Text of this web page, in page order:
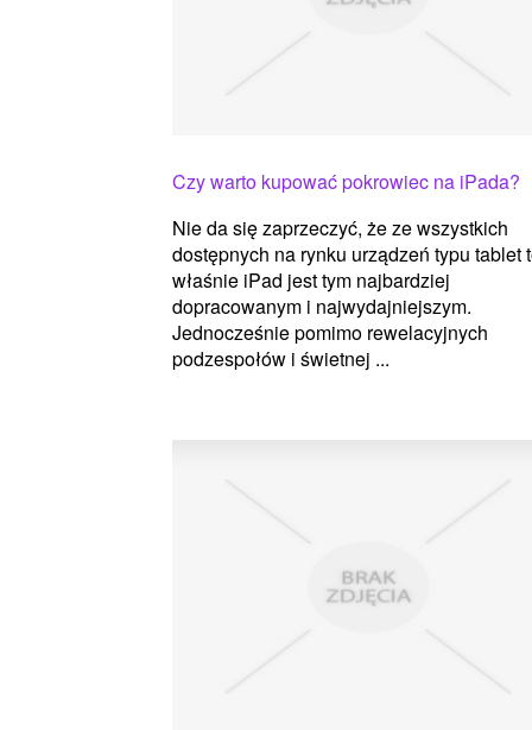
Czy warto kupować pokrowiec na iPada?
Nie da się zaprzeczyć, że ze wszystkich
dostępnych na rynku urządzeń typu tablet
właśnie iPad jest tym najbardziej
dopracowanym i najwydajniejszym.
Jednocześnie pomimo rewelacyjnych
podzespołów i świetnej ...